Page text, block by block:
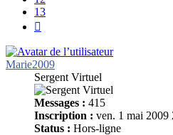
13
Marie2009
Sergent Virtuel
Messages : 415
Inscription : ven. 1 mai 2009
Status : Hors-ligne